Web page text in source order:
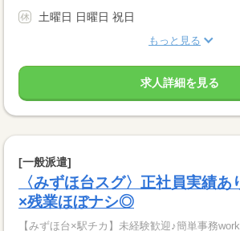
土曜日 日曜日 祝日
もっと見る
求人詳細を見る
[一般派遣]
〈みずほ台スグ〉正社員実績あ
×残業ほぼナシ◎
【みずほ台×駅チカ】未経験歓迎♪簡単事務